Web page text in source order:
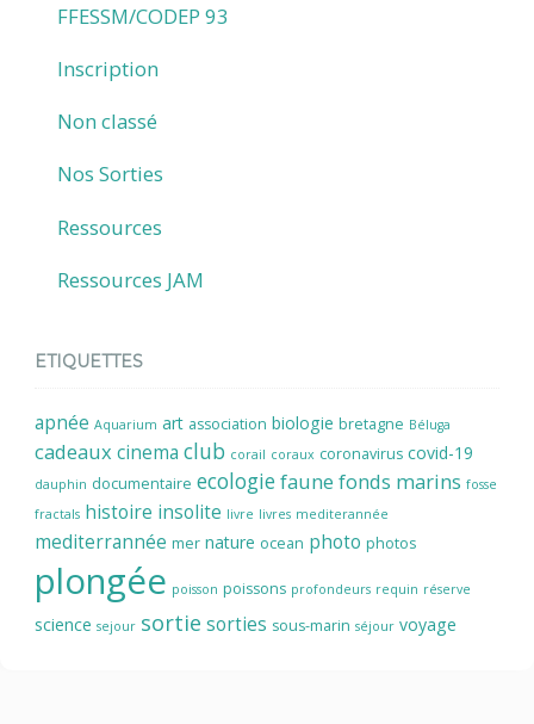
FFESSM/CODEP 93
Inscription
Non classé
Nos Sorties
Ressources
Ressources JAM
ETIQUETTES
apnée Aquarium art association biologie bretagne Béluga
cadeaux cinema club corail coraux coronavirus covid-19
dauphin documentaire ecologiefaune fonds marins fosse
fractals histoire insolite livre livres mediterannée
mediterrannée mer nature ocean photo photos
plongée poisson poissons profondeurs requin réserve
science sejour sortie sorties sous-marin séjour voyage